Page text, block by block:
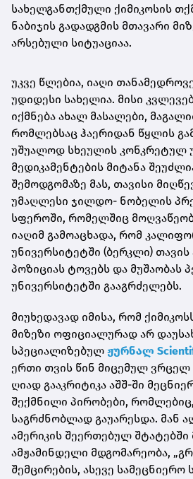
სახელგანთქმული ქიმიკოსის
ნაბიჯის გადადგმის მთავარი
არსებული სიტუაციაა.
უკვე წლებია, იაღი
უდიდესი სახელია. მისი
იქმნება ახალ მასალები,
რომლებსაც ჰაერიდან წყლის
უშუალოდ სხეულის კონკრეტულ
მედიკამენტების მიტანა
შემოდგომაზე მას, თავისი
უმაღლესი ჯილდო- ნობელის
სფეროში, რომელშიც
იაღიმ გამოაცხადა, რომ
უნივერსიტეტში (ბერკლი)
პოზიციას ტოვებს და მუშაობას
უნივერსიტეტში გააგრძელებს.
მიუხედავად იმისა, რომ
მიზეზი ოფიციალურად არ
სპეციალიზებულ ჟურნალ
ერთი თვის წინ მიცემულ ვრცელ
ღიად გააკრიტიკა აშშ-ში
შექმნილი პირობები,
საგრძნობლად გაუარესდა. მან
ამერიკის შეერთებულ შტატებში
ამჟამინდელი მდგომარეობა,
შემცირების, ასევე სამეცნიერო